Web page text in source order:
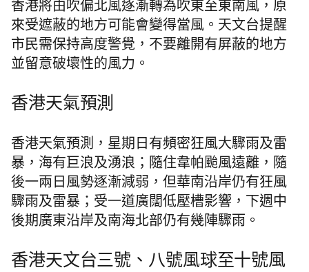
香港將由吹偏北風逐漸轉為吹東至東南風，原
來受遮蔽的地方可能會變得當風。天文台提醒
市民需保持高度警覺，不要離開有屏蔽的地方
並留意破壞性的風力。
香港天氣預測
香港天氣預測，星期日有頻密狂風大驟雨及雷
暴，海有巨浪及湧浪；隨住韋帕颱風遠離，隨
後一兩日風勢逐漸減弱，但華南沿岸仍有狂風
驟雨及雷暴；受一道廣闊低壓槽影響，下週中
後期廣東沿岸及南海北部仍有幾陣驟雨。
香港天文台三號、八號風球至十號風